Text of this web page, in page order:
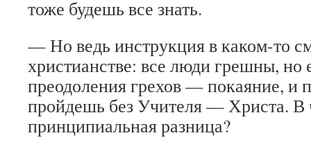
тоже будешь все знать.
— Но ведь инструкция в каком-то
христианстве: все люди грешны, но
преодоления грехов — покаяние, и
пройдешь без Учителя — Христа. В
принципиальная разница?